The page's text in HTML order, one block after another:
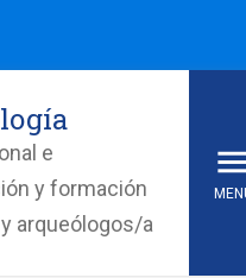
e
y formación
arqueólogos/a